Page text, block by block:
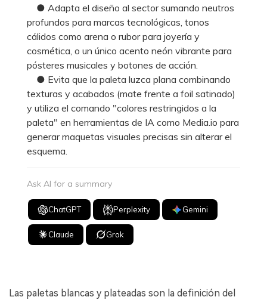
● Adapta el diseño al sector sumando neutros
profundos para marcas tecnológicas, tonos
cálidos como arena o rubor para joyería y
cosmética, o un único acento neón vibrante para
pósteres musicales y botones de acción.
● Evita que la paleta luzca plana combinando
texturas y acabados (mate frente a foil satinado)
y utiliza el comando "colores restringidos a la
paleta" en herramientas de IA como Media.io para
generar maquetas visuales precisas sin alterar el
esquema.
Ask AI for a summary
ChatGPT Perplexity Gemini
Claude Grok
Las paletas blancas y plateadas son la definición del